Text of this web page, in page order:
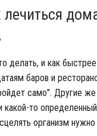
лечиться
делать, и как
баров и
само". Другие
какой-то
организм